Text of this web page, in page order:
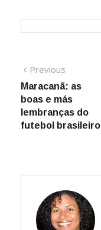
Navegação
de
Post
Previous
post:
Maracanã: as
boas e más
lembranças do
futebol brasileiro